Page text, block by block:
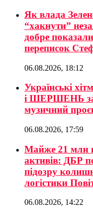
Як влада
“хакнути”
добре
переписок
06.08.2026, 18:12
Українські
і ШЕРШЕНЬ
музичний
06.08.2026, 17:59
Майже 21 млн
активів: ДБР
підозру
логістики
06.08.2026, 14:22